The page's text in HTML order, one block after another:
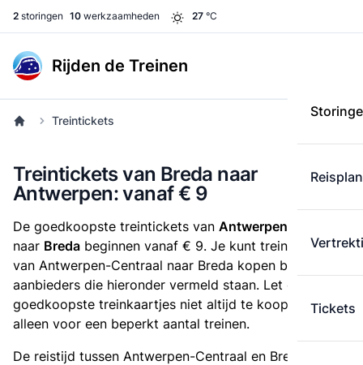
2 storingen 10 werkzaamheden 27 °C
Rijden de Treinen
Tickets
Treintickets
Treintickets van Breda naar
Antwerpen: vanaf € 9
De goedkoopste treintickets van Antwerpen-Centraal
naar Breda beginnen vanaf € 9. Je kunt treintickets
van Antwerpen-Centraal naar Breda kopen bij alle
aanbieders die hieronder vermeld staan. Let op dat de
goedkoopste treinkaartjes niet altijd te koop zijn, of
alleen voor een beperkt aantal treinen.
De reistijd tussen Antwerpen-Centraal en Breda is